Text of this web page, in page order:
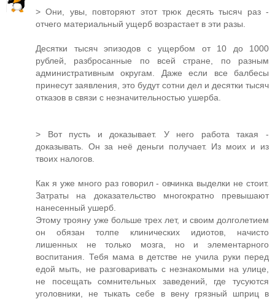
> Они, увы, повторяют этот трюк десять тысяч раз -
отчего материальный ущерб возрастает в эти разы.
Десятки тысяч эпизодов с ущербом от 10 до 1000
рублей, разбросанные по всей стране, по разным
административным округам. Даже если все балбесы
принесут заявления, это будут сотни дел и десятки тысяч
отказов в связи с незначительностью ушерба.
> Вот пусть и доказывает. У него работа такая -
доказывать. Он за неё деньги получает. Из моих и из
твоих налогов.
Как я уже много раз говорил - овчинка выделки не стоит.
Затраты на доказательство многократно превышают
нанесенный ушерб.
Этому трояну уже больше трех лет, и своим долголетием
он обязан толпе клинических идиотов, начисто
лишенных не только мозга, но и элементарного
воспитания. Тебя мама в детстве не учила руки перед
едой мыть, не разговаривать с незнакомыми на улице,
не посещать сомнительных заведений, где тусуются
уголовники, не тыкать себе в вену грязный шприц в